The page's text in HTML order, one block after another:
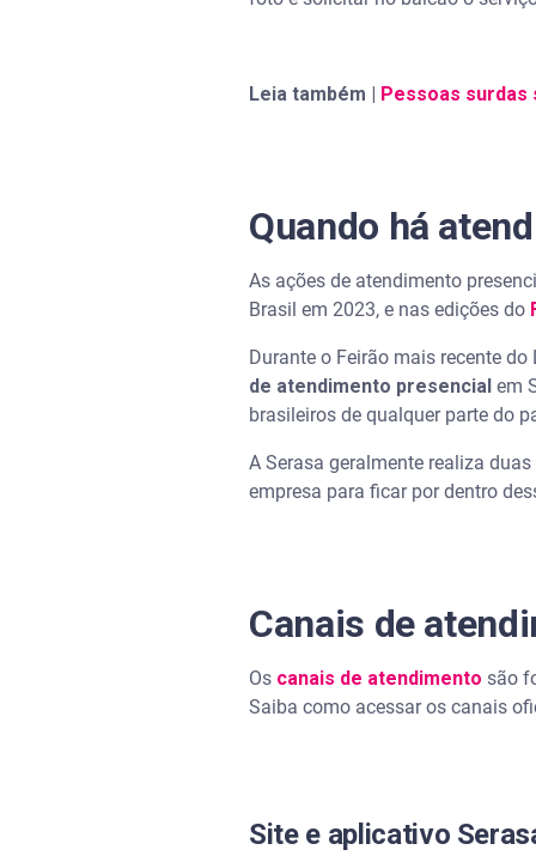
Leia também | Pessoas surdas
Quando há
As ações de atendimento
Brasil em 2023, e nas edições do
Durante o Feirão mais recente
de atendimento presencial em
brasileiros de qualquer parte do
A Serasa geralmente realiza
empresa para ficar por dentro
Canais de
Os canais de atendimento são
Saiba como acessar os canais
Site e aplicativo